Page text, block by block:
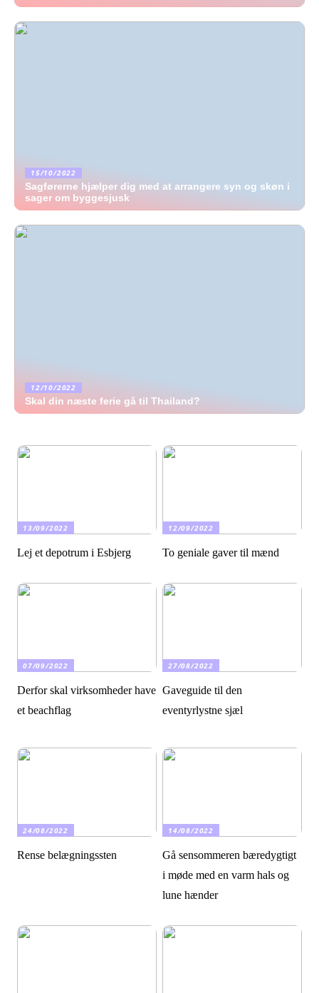
15/10/2022
Sagførerne hjælper dig med at arrangere syn og skøn i
sager om byggesjusk
12/10/2022
Skal din næste ferie gå til Thailand?
13/09/2022
Lej et depotrum i Esbjerg
12/09/2022
To geniale gaver til mænd
07/09/2022
Derfor skal virksomheder have
et beachflag
27/08/2022
Gaveguide til den
eventyrlystne sjæl
24/08/2022
Rense belægningssten
14/08/2022
Gå sensommeren bæredygtigt
i møde med en varm hals og
lune hænder